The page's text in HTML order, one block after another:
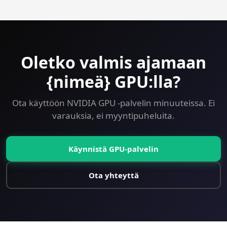
Oletko valmis ajamaan
{nimeä} GPU:lla?
Ota käyttöön NVIDIA GPU -palvelin minuuteissa. Ei
varauksia, ei myyntipuheluita.
Käynnistä GPU-palvelin
Ota yhteyttä